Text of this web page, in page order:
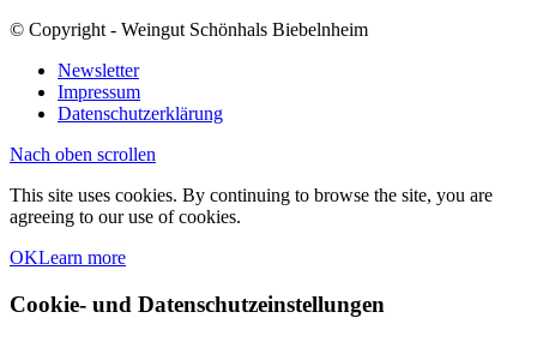
© Copyright - Weingut Schönhals Biebelnheim
Newsletter
Impressum
Datenschutzerklärung
Nach oben scrollen
This site uses cookies. By continuing to browse the site, you are
agreeing to our use of cookies.
OKLearn more
Cookie- und Datenschutzeinstellungen